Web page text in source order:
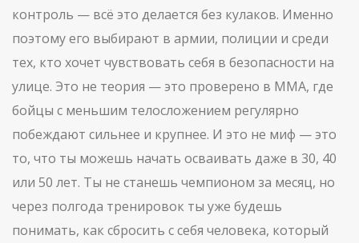
контроль — всё это делается без кулаков. Именно
поэтому его выбирают в армии, полиции и среди
тех, кто хочет чувствовать себя в безопасности на
улице. Это не теория — это проверено в ММА, где
бойцы с меньшим телосложением регулярно
побеждают сильнее и крупнее. И это не миф — это
то, что ты можешь начать осваивать даже в 30, 40
или 50 лет. Ты не станешь чемпионом за месяц, но
через полгода тренировок ты уже будешь
понимать, как сбросить с себя человека, который